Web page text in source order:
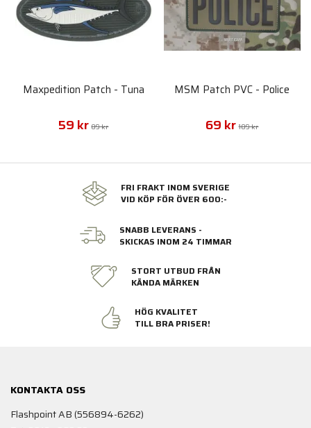
Maxpedition Patch - Tuna
59 kr 89 kr
MSM Patch PVC - Police
69 kr 109 kr
FRI FRAKT INOM SVERIGE
VID KÖP FÖR ÖVER 600:-
SNABB LEVERANS -
SKICKAS INOM 24 TIMMAR
STORT UTBUD FRÅN
KÄNDA MÄRKEN
HÖG KVALITET
TILL BRA PRISER!
KONTAKTA OSS
Flashpoint AB (556894-6262)